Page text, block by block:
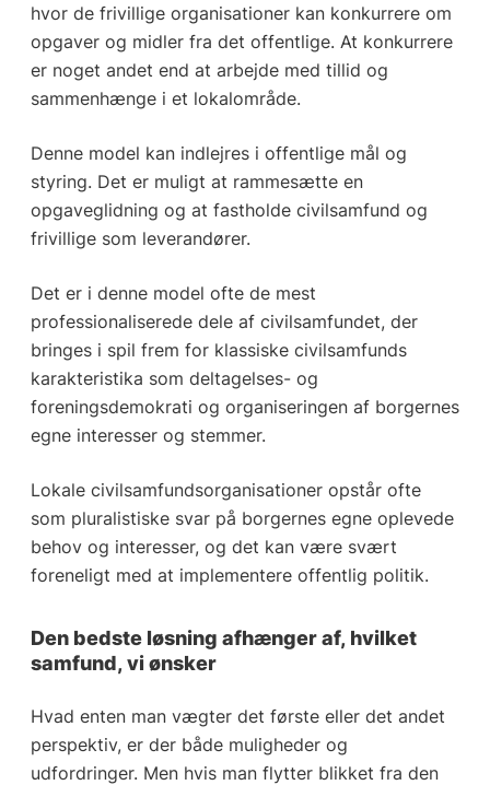
hvor de frivillige organisationer kan konkurrere om
opgaver og midler fra det offentlige. At konkurrere
er noget andet end at arbejde med tillid og
sammenhænge i et lokalområde.
Denne model kan indlejres i offentlige mål og
styring. Det er muligt at rammesætte en
opgaveglidning og at fastholde civilsamfund og
frivillige som leverandører.
Det er i denne model ofte de mest
professionaliserede dele af civilsamfundet, der
bringes i spil frem for klassiske civilsamfunds
karakteristika som deltagelses- og
foreningsdemokrati og organiseringen af borgernes
egne interesser og stemmer.
Lokale civilsamfundsorganisationer opstår ofte
som pluralistiske svar på borgernes egne oplevede
behov og interesser, og det kan være svært
foreneligt med at implementere offentlig politik.
Den bedste løsning afhænger af, hvilket
samfund, vi ønsker
Hvad enten man vægter det første eller det andet
perspektiv, er der både muligheder og
udfordringer. Men hvis man flytter blikket fra den